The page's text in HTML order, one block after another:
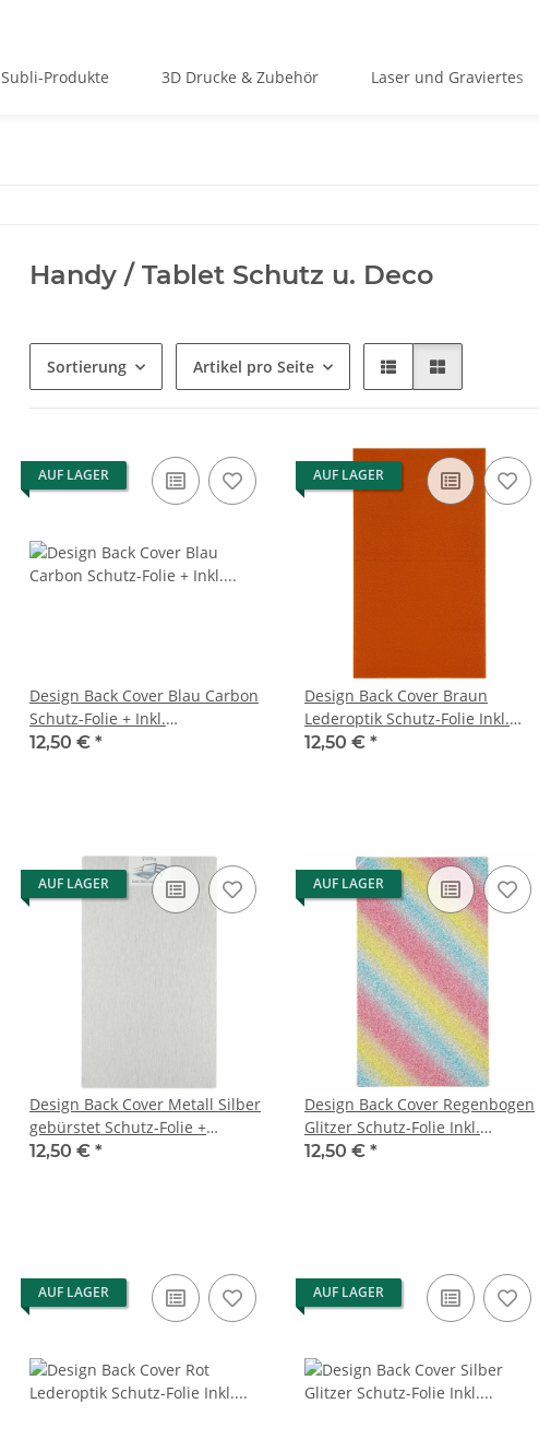
Subli-Produkte 3D Drucke & Zubehör Laser und Graviertes
Handy / Tablet Schutz u. Deco
Sortierung Artikel pro Seite
AUF LAGER
Design Back Cover Blau Carbon
Schutz-Folie + Inkl.
Auftragungshilfe Set
12,50 € *
AUF LAGER
Design Back Cover Braun
Lederoptik Schutz-Folie Inkl.
Auftragungshilfe Set
12,50 € *
AUF LAGER
Design Back Cover Metall Silber
gebürstet Schutz-Folie +
Auftragungshilfe Set
12,50 € *
AUF LAGER
Design Back Cover Regenbogen
Glitzer Schutz-Folie Inkl.
Auftragungshilfe Set
12,50 € *
AUF LAGER AUF LAGER